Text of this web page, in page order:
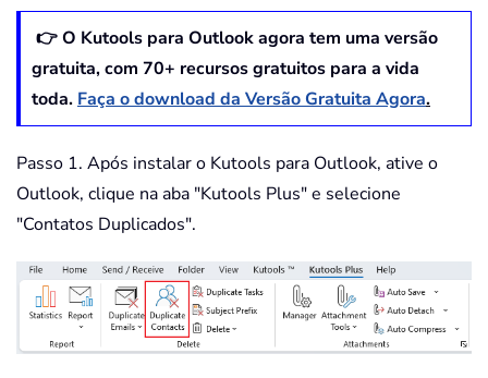
👉 O Kutools para Outlook agora tem uma versão
gratuita, com 70+ recursos gratuitos para a vida
toda. Faça o download da Versão Gratuita Agora.
Passo 1. Após instalar o Kutools para Outlook, ative o
Outlook, clique na aba "Kutools Plus" e selecione
"Contatos Duplicados".